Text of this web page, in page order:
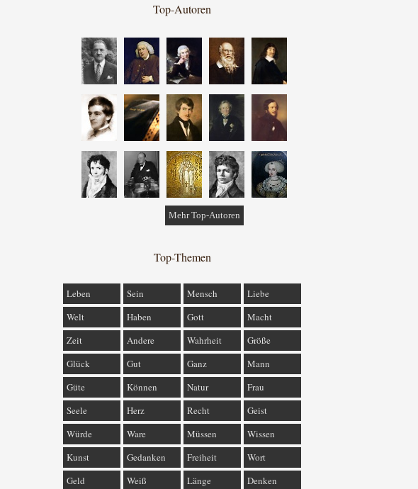
Top-Autoren
Mehr Top-Autoren
Top-Themen
Leben Sein Mensch
Liebe
Welt
Haben Gott
Macht
Zeit
Andere Wahrheit
Größe
Glück
Gut Ganz
Mann
Güte
Können Natur
Frau
Seele
Herz Recht
Geist
Würde
Ware Müssen
Wissen
Kunst
Gedanken Freiheit
Wort
Geld
Weiß Länge Denken